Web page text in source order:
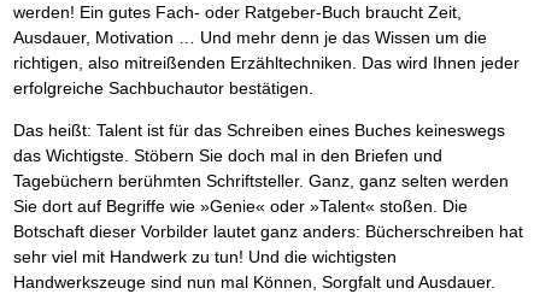
werden! Ein gutes Fach- oder Ratgeber-Buch braucht Zeit,
Ausdauer, Motivation … Und mehr denn je das Wissen um die
richtigen, also mitreißenden Erzähltechniken. Das wird Ihnen jeder
erfolgreiche Sachbuchautor bestätigen.
Das heißt: Talent ist für das Schreiben eines Buches keineswegs
das Wichtigste. Stöbern Sie doch mal in den Briefen und
Tagebüchern berühmten Schriftsteller. Ganz, ganz selten werden
Sie dort auf Begriffe wie »Genie« oder »Talent« stoßen. Die
Botschaft dieser Vorbilder lautet ganz anders: Bücherschreiben hat
sehr viel mit Handwerk zu tun! Und die wichtigsten
Handwerkszeuge sind nun mal Können, Sorgfalt und Ausdauer.